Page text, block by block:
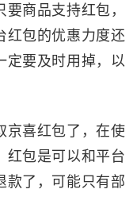
商品支持红包，
红包的优惠力度还
定要及时用掉，以
京喜红包了，在使
红包是可以和平台
款了，可能只有部